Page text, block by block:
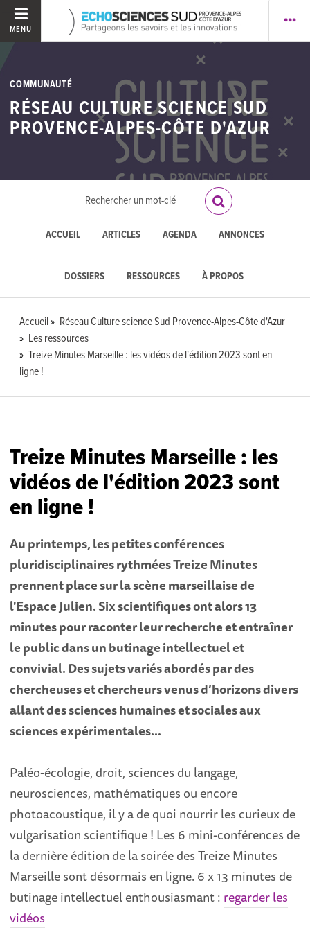
MENU
COMMUNAUTÉ
RÉSEAU CULTURE SCIENCE SUD
PROVENCE-ALPES-CÔTE D'AZUR
ACCUEIL ARTICLES AGENDA ANNONCES
DOSSIERS RESSOURCES À PROPOS
Accueil
Réseau Culture science Sud Provence-Alpes-Côte d'Azur
Les ressources
Treize Minutes Marseille : les vidéos de l'édition 2023 sont en
ligne !
Treize Minutes Marseille : les
vidéos de l'édition 2023 sont
en ligne !
Au printemps, les petites conférences
pluridisciplinaires rythmées Treize Minutes
prennent place sur la scène marseillaise de
l'Espace Julien. Six scientifiques ont alors 13
minutes pour raconter leur recherche et entraîner
le public dans un butinage intellectuel et
convivial. Des sujets variés abordés par des
chercheuses et chercheurs venus d’horizons divers
allant des sciences humaines et sociales aux
sciences expérimentales…
Paléo-écologie, droit, sciences du langage,
neurosciences, mathématiques ou encore
photoacoustique, il y a de quoi nourrir les curieux de
vulgarisation scientifique ! Les 6 mini-conférences de
la dernière édition de la soirée des Treize Minutes
Marseille sont désormais en ligne. 6 x 13 minutes de
butinage intellectuel enthousiasmant : regarder les
vidéos